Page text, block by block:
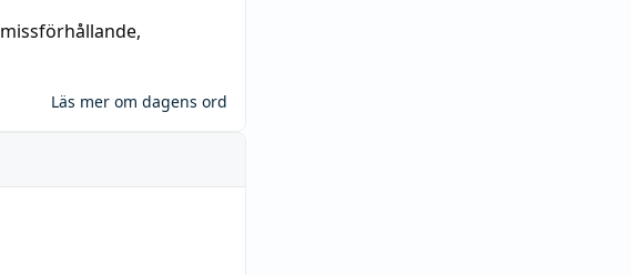
missförhållande,
Läs mer om dagens ord